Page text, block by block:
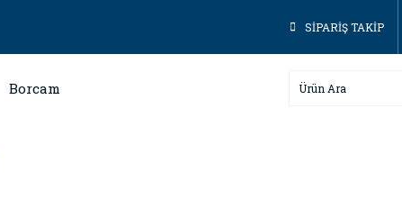
SİPARİŞ TAKİP
Borcam